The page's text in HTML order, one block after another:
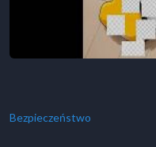
Bezpieczeństwo